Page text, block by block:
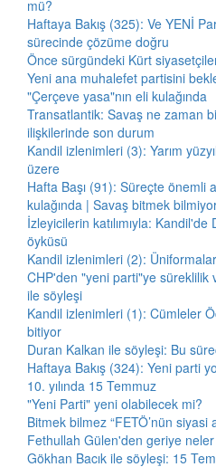
mü?
Haftaya Bakış (325): Ve YENİ
sürecinde çözüme doğru
Önce sürgündeki Kürt
Yeni ana muhalefet partisini
"Çerçeve yasa"nın eli kulağında
Transatlantik: Savaş ne zaman
ilişkilerinde son durum
Kandil izlenimleri (3): Yarım
üzere
Hafta Başı (91): Süreçte önemli
kulağında | Savaş bitmek
İzleyicilerin katılımıyla: Kandil'de
öyküsü
Kandil izlenimleri (2):
CHP'den "yeni parti"ye süreklilik
ile söyleşi
Kandil izlenimleri (1): Cümleler
bitiyor
Duran Kalkan ile söyleşi: Bu
Haftaya Bakış (324): Yeni parti
10. yılında 15 Temmuz
"Yeni Parti" yeni olabilecek mi?
Bitmek bilmez “FETÖ’nün siyasi
Fethullah Gülen'den geriye neler
Gökhan Bacık ile söyleşi: 15